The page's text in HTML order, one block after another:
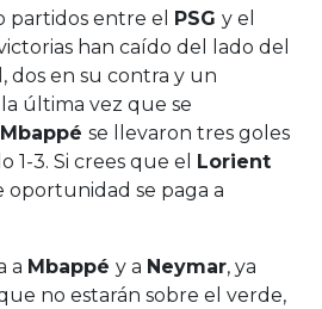
partidos entre el PSG y el
han caído del lado del
dos en su contra y un
última vez que se
Mbappé se llevaron tres goles
1-3. Si crees que el
Lorient
oportunidad se paga a
a Mbappé y a Neymar, ya
no estarán sobre el verde,